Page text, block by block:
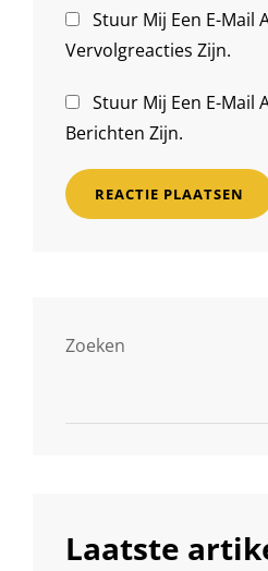
Stuur Mij Een E-Mail
Vervolgreacties Zijn.
Stuur Mij Een E-Mail
Berichten Zijn.
Zoeken
Laatste